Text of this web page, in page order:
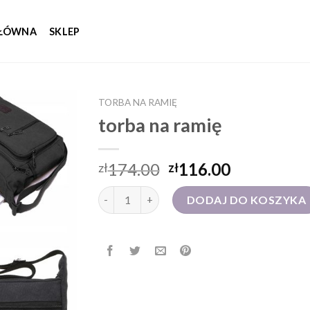
SKLEP
TORBA NA RAMIĘ
torba na ramię
zł174.00 zł116.00
ilość torba na ramię DODAJ DO KOSZYKA